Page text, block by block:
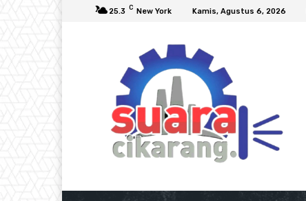
25.3 C New York Kamis, Agustus 6, 2026